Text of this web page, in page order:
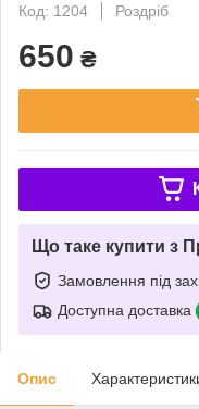
Код: 1204
Роздріб
650 ₴
Що таке купити з
Замовлення під
Доступна доставка
Опис